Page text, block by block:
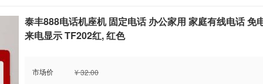
泰丰888电话机座机 固定电话 办公家用 家庭有线电话 免
来电显示 TF202红, 红色
市场价 ¥ 32.00